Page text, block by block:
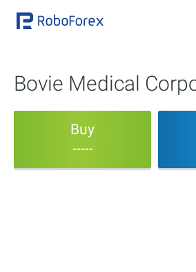
Bovie Medical
Buy
-----